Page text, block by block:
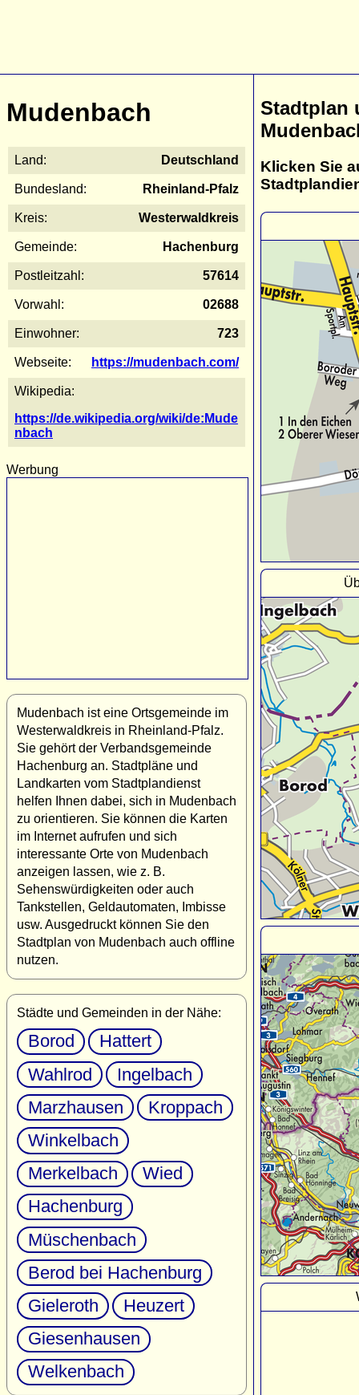
Mudenbach
Land: Deutschland
Bundesland: Rheinland-Pfalz
Kreis: Westerwaldkreis
Gemeinde: Hachenburg
Postleitzahl: 57614
Vorwahl: 02688
Einwohner: 723
Webseite: https://mudenbach.com/
Wikipedia:
https://de.wikipedia.org/wiki/de:Mude
nbach
Werbung
Mudenbach ist eine Ortsgemeinde im
Westerwaldkreis in Rheinland-Pfalz.
Sie gehört der Verbandsgemeinde
Hachenburg an. Stadtpläne und
Landkarten vom Stadtplandienst
helfen Ihnen dabei, sich in Mudenbach
zu orientieren. Sie können die Karten
im Internet aufrufen und sich
interessante Orte von Mudenbach
anzeigen lassen, wie z. B.
Sehenswürdigkeiten oder auch
Tankstellen, Geldautomaten, Imbisse
usw. Ausgedruckt können Sie den
Stadtplan von Mudenbach auch offline
nutzen.
Städte und Gemeinden in der Nähe:
Borod
Hattert
Wahlrod
Ingelbach
Marzhausen
Kroppach
Winkelbach
Merkelbach
Wied
Hachenburg
Müschenbach
Berod bei Hachenburg
Gieleroth
Heuzert
Giesenhausen
Welkenbach
Stadtplan
Klicken Sie